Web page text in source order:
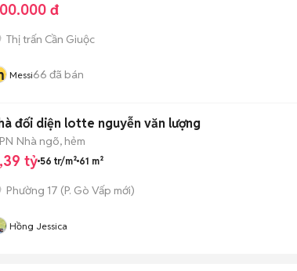
đ
Thị trấn Cần Giuộc
Messi66 đã bán
đối diện lotte nguyễn văn lượng
Nhà ngõ, hẻm
tỷ 56 tr/m² 61 m²
Phường 17 (P. Gò Vấp mới)
Hồng Jessica